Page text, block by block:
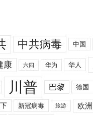
中共病毒 中国
康 六四 华为 华人
川普 巴黎 德国
新冠病毒 旅游 欧洲